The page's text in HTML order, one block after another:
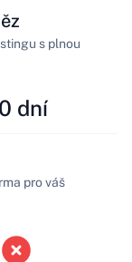
s plnou
dní
pro váš